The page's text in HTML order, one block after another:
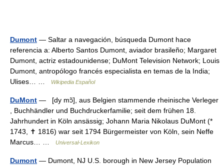
Dumont — Saltar a navegación, búsqueda Dumont hace
referencia a: Alberto Santos Dumont, aviador brasileño; Margaret
Dumont, actriz estadounidense; DuMont Television Network; Louis
Dumont, antropólogo francés especialista en temas de la India;
Ulises… …
Wikipedia Español
DuMont — [dy mɔ̃], aus Belgien stammende rheinische Verleger
, Buchhändler und Buchdruckerfamilie; seit dem frühen 18.
Jahrhundert in Köln ansässig; Johann Maria Nikolaus DuMont (*
1743, ✝ 1816) war seit 1794 Bürgermeister von Köln, sein Neffe
Marcus… …
Universal-Lexikon
Dumont — Dumont, NJ U.S. borough in New Jersey Population